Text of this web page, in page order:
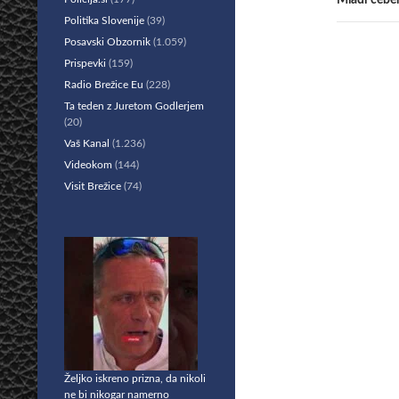
Politika Slovenije (39)
Posavski Obzornik (1.059)
Prispevki (159)
Radio Brežice Eu (228)
Ta teden z Juretom Godlerjem
(20)
Vaš Kanal (1.236)
Videokom (144)
Visit Brežice (74)
Željko iskreno prizna, da nikoli
ne bi nikogar namerno